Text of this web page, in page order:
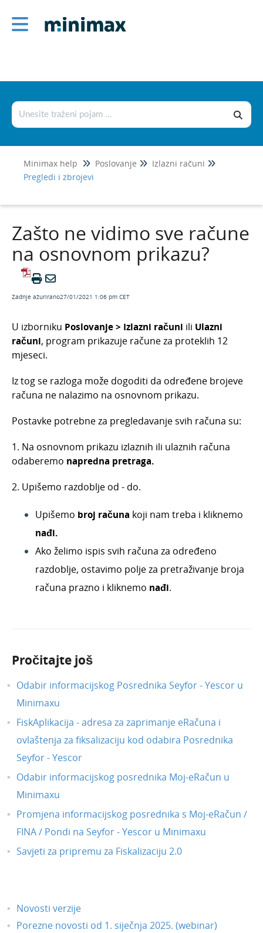
Minimax help Poslovanje
Izlazni računi
Pregledi i zbrojevi
Izlazni računi
Izlazni računi i euro
Osnovne mogućnosti
Gotovinski računi
Ispis i slanje
Pregledi i zbrojevi
Izlazni računi - pregled poslovanja s
grafikonima
Kako mogu vidjeti pregled knjižnih odobrenja
Gdje mogu pronaći dokumente iz prijašnjih
poslovnih godina?
Prikaz statusa plaćanja na izlaznim i ulaznim
Zašto ne vidimo sve račune na osnovnom
prikazu?
Pregled po analitikama u izlaznim računima
Pregled po kupcima
Pregled po državama stranaka
Knjiženje izlaznih računa
Masovne obrade
Ulazni računi
Službena putovanja
Ponude
Dnevni utržak
Blagajna
Maloprodaja
Bankovni izvodi
Nalozi za plaćanje
Mobilna aplikacija
Pokazatelji
Zašto ne vidimo sve račune
na osnovnom prikazu?
Zadnje ažurirano27/01/2021 1:06 pm CET
U izborniku Poslovanje > Izlazni računi ili Ulazni
računi, program prikazuje račune za proteklih 12
mjeseci.
Iz tog se razloga može dogoditi da određene brojeve
računa ne nalazimo na osnovnom prikazu.
Postavke potrebne za pregledavanje svih računa su:
1. Na osnovnom prikazu izlaznih ili ulaznih računa
odaberemo napredna pretraga.
2. Upišemo razdoblje od - do.
Upišemo broj računa koji nam treba i kliknemo
nađi.
Ako želimo ispis svih računa za određeno
razdoblje, ostavimo polje za pretraživanje broja
računa prazno i kliknemo nađi.
Pročitajte još
Odabir informacijskog Posrednika Seyfor - Yescor u
Minimaxu
FiskAplikacija - adresa za zaprimanje eRačuna i
ovlaštenja za fiksalizaciju kod odabira Posrednika
Seyfor - Yescor
Odabir informacijskog posrednika Moj-eRačun u
Minimaxu
Promjena informacijskog posrednika s Moj-eRačun /
FINA / Pondi na Seyfor - Yescor u Minimaxu
Savjeti za pripremu za Fiskalizaciju 2.0
Novosti verzije
Porezne novosti od 1. siječnja 2025. (webinar)